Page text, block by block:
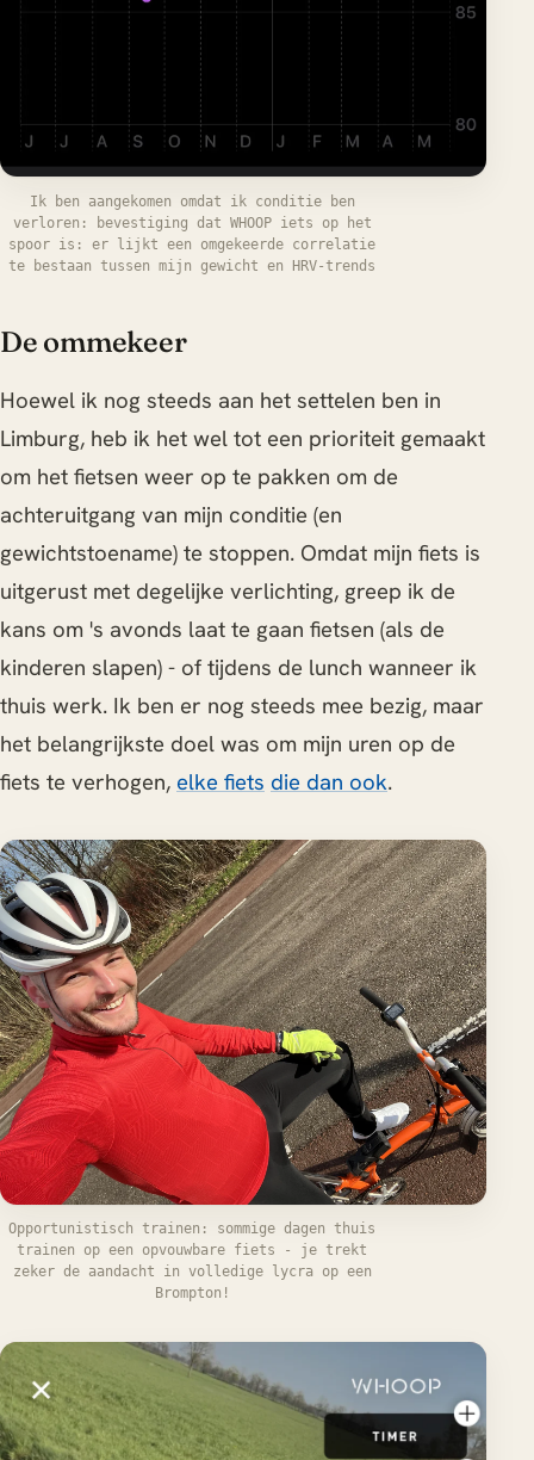
Ik ben aangekomen omdat ik conditie ben
verloren: bevestiging dat WHOOP iets op het
spoor is: er lijkt een omgekeerde correlatie
te bestaan tussen mijn gewicht en HRV-trends
De ommekeer
Hoewel ik nog steeds aan het settelen ben in
Limburg, heb ik het wel tot een prioriteit gemaakt
om het fietsen weer op te pakken om de
achteruitgang van mijn conditie (en
gewichtstoename) te stoppen. Omdat mijn fiets is
uitgerust met degelijke verlichting, greep ik de
kans om 's avonds laat te gaan fietsen (als de
kinderen slapen) - of tijdens de lunch wanneer ik
thuis werk. Ik ben er nog steeds mee bezig, maar
het belangrijkste doel was om mijn uren op de
fiets te verhogen, elke fiets die dan ook.
Opportunistisch trainen: sommige dagen thuis
trainen op een opvouwbare fiets - je trekt
zeker de aandacht in volledige lycra op een
Brompton!